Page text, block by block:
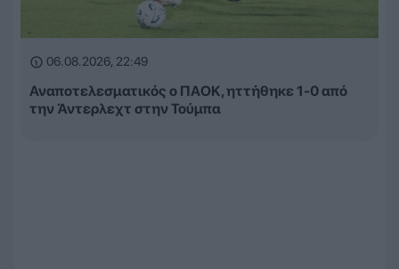
06.08.2026, 22:49
Αναποτελεσματικός ο ΠΑΟΚ, ηττήθηκε 1-0 από
την Άντερλεχτ στην Τούμπα